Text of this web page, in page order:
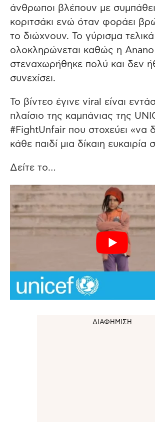
άνθρωποι βλέπουν με
κοριτσάκι ενώ όταν φοράει
το διώχνουν. Το γύρισμα
ολοκληρώνεται καθώς η Anano
στεναχωρήθηκε πολύ και δεν
συνεχίσει.
Το βίντεο έγινε viral είναι
πλαίσιο της καμπάνιας της
#FightUnfair που στοχεύει «να
κάθε παιδί μια δίκαιη ευκαιρία
Δείτε το…